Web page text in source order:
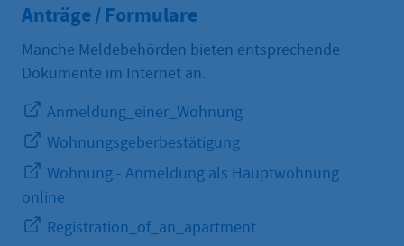
Anträge / Formulare
Manche Meldebehörden bieten entsprechende
Dokumente im Internet an.
Anmeldung_einer_Wohnung
Wohnungsgeberbestätigung
Wohnung - Anmeldung als Hauptwohnung
online
Registration_of_an_apartment